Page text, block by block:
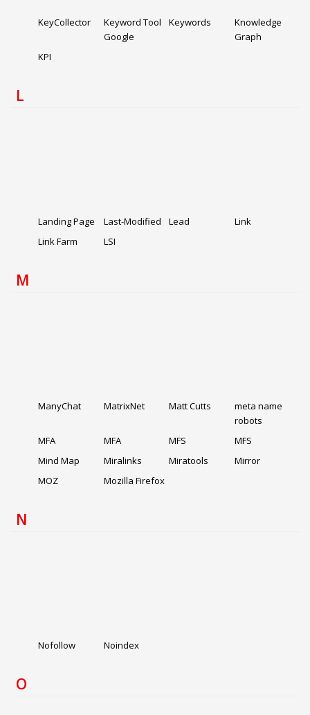
KeyCollector
Keyword Tool
Google
Keywords
Knowledge
Graph
KPI
L
Landing Page Last-Modified Lead
Link
Link Farm
LSI
M
ManyChat MatrixNet Matt Cutts
meta name
robots
MFA
MFA MFS
MFS
Mind Map
Miralinks Miratools
Mirror
MOZ
Mozilla Firefox
N
Nofollow Noindex
O